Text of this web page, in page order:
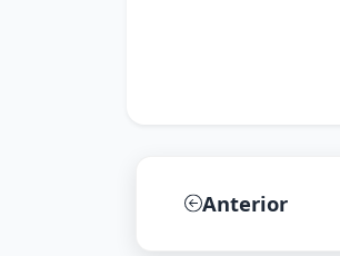
Anterior